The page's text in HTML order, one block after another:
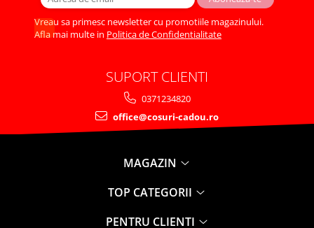
Vreau sa primesc newsletter cu promotiile magazinului.
Afla mai multe in Politica de Confidentialitate
SUPORT CLIENTI
0371234820
office@cosuri-cadou.ro
MAGAZIN
TOP CATEGORII
PENTRU CLIENTI